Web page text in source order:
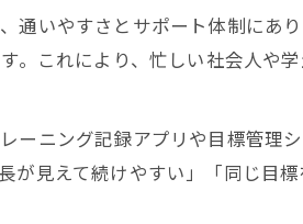
通いやすさとサポート体制にあ
。これにより、忙しい社会人や
ーニング記録アプリや目標管理
が見えて続けやすい」「同じ目